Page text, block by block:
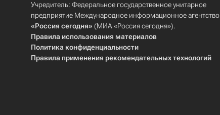
Учредитель: Федеральное государственное унитарное
предприятие Международное информационное агентство
«Россия сегодня» (МИА «Россия сегодня»).
Правила использования материалов
Политика конфиденциальности
Правила применения рекомендательных технологий